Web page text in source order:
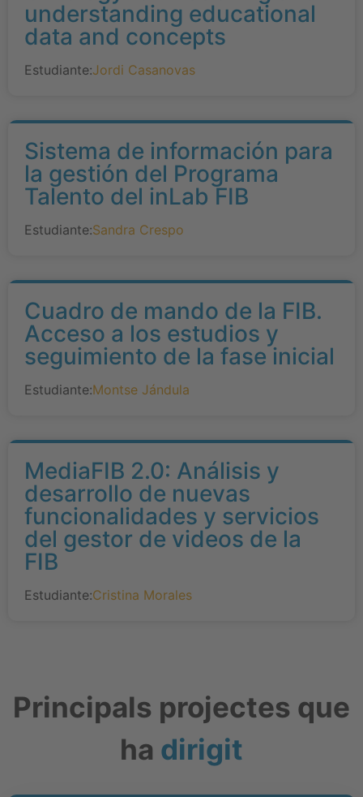
understanding educational
data and concepts
Estudiante:Jordi Casanovas
Sistema de información para
la gestión del Programa
Talento del inLab FIB
Estudiante:Sandra Crespo
Cuadro de mando de la FIB.
Acceso a los estudios y
seguimiento de la fase inicial
Estudiante:Montse Jándula
MediaFIB 2.0: Análisis y
desarrollo de nuevas
funcionalidades y servicios
del gestor de videos de la
FIB
Estudiante:Cristina Morales
Principals projectes que
ha dirigit